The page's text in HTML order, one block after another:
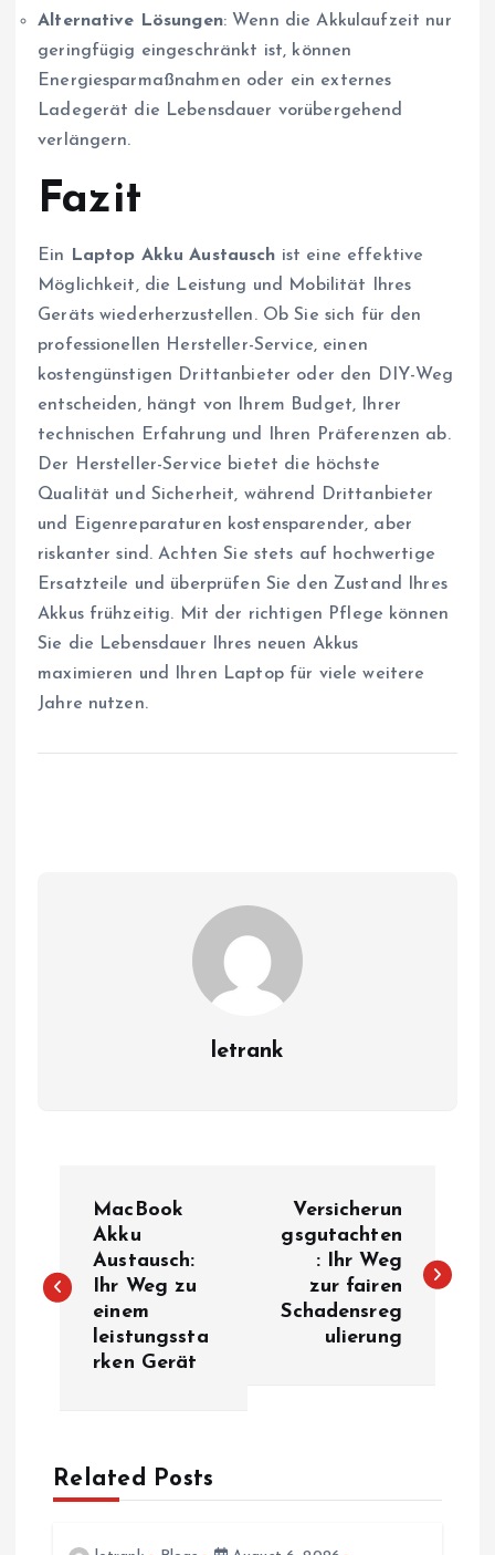
Alternative Lösungen: Wenn die Akkulaufzeit nur
geringfügig eingeschränkt ist, können
Energiesparmaßnahmen oder ein externes
Ladegerät die Lebensdauer vorübergehend
verlängern.
Fazit
Ein Laptop Akku Austausch ist eine effektive
Möglichkeit, die Leistung und Mobilität Ihres
Geräts wiederherzustellen. Ob Sie sich für den
professionellen Hersteller-Service, einen
kostengünstigen Drittanbieter oder den DIY-Weg
entscheiden, hängt von Ihrem Budget, Ihrer
technischen Erfahrung und Ihren Präferenzen ab.
Der Hersteller-Service bietet die höchste
Qualität und Sicherheit, während Drittanbieter
und Eigenreparaturen kostensparender, aber
riskanter sind. Achten Sie stets auf hochwertige
Ersatzteile und überprüfen Sie den Zustand Ihres
Akkus frühzeitig. Mit der richtigen Pflege können
Sie die Lebensdauer Ihres neuen Akkus
maximieren und Ihren Laptop für viele weitere
Jahre nutzen.
letrank
s
a
v
MacBook
Akku
Austausch:
Ihr Weg zu
einem
leistungssta
rken Gerät
Versicherun
gsgutachten
: Ihr Weg
zur fairen
Schadensreg
ulierung
Related Posts